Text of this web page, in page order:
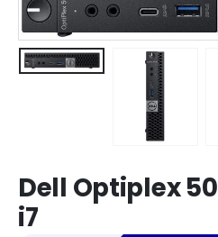
Dell Optiplex
i7